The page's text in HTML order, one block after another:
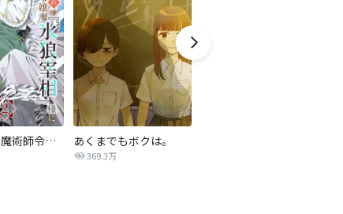
虐げられの魔術師令嬢は、『氷狼宰相』様に溺愛される【単話】 あくまでもボクは。
369.3万